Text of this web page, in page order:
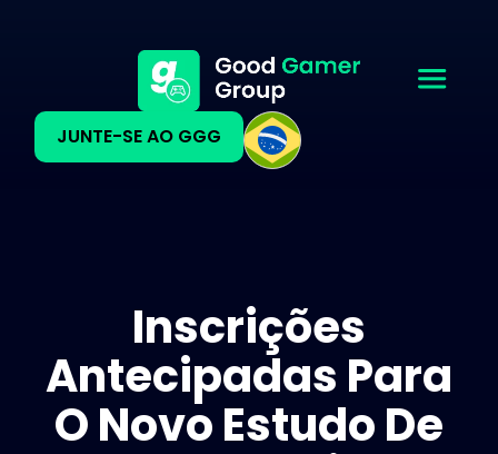
JUNTE-SE AO GGG
Inscrições
Antecipadas Para
O Novo Estudo De